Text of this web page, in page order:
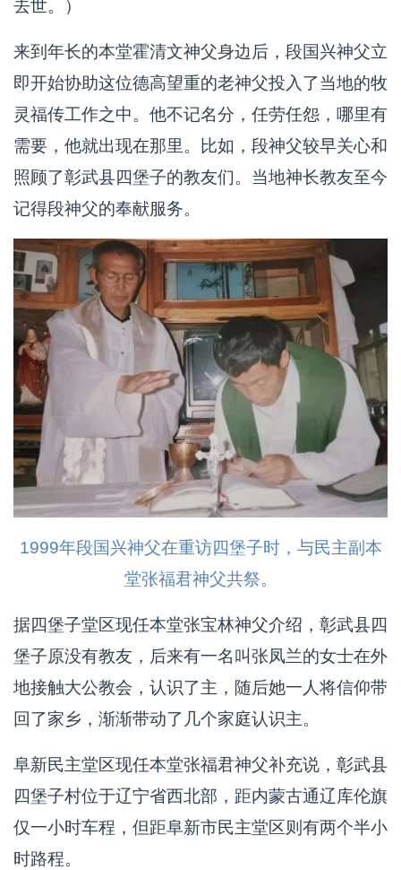
去世。）
来到年长的本堂霍清文神父身边后，段国兴神父立
即开始协助这位德高望重的老神父投入了当地的牧
灵福传工作之中。他不记名分，任劳任怨，哪里有
需要，他就出现在那里。比如，段神父较早关心和
照顾了彰武县四堡子的教友们。当地神长教友至今
记得段神父的奉献服务。
1999年段国兴神父在重访四堡子时，与民主副本
堂张福君神父共祭。
据四堡子堂区现任本堂张宝林神父介绍，彰武县四
堡子原没有教友，后来有一名叫张凤兰的女士在外
地接触大公教会，认识了主，随后她一人将信仰带
回了家乡，渐渐带动了几个家庭认识主。
阜新民主堂区现任本堂张福君神父补充说，彰武县
四堡子村位于辽宁省西北部，距内蒙古通辽库伦旗
仅一小时车程，但距阜新市民主堂区则有两个半小
时路程。